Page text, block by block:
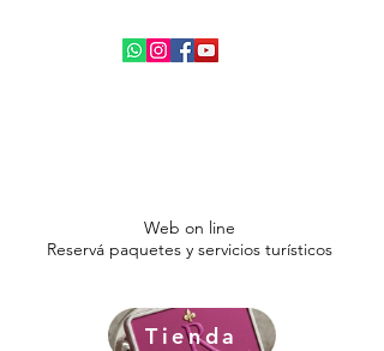
Web on line
Reservá paquetes y servicios turísticos
Tienda